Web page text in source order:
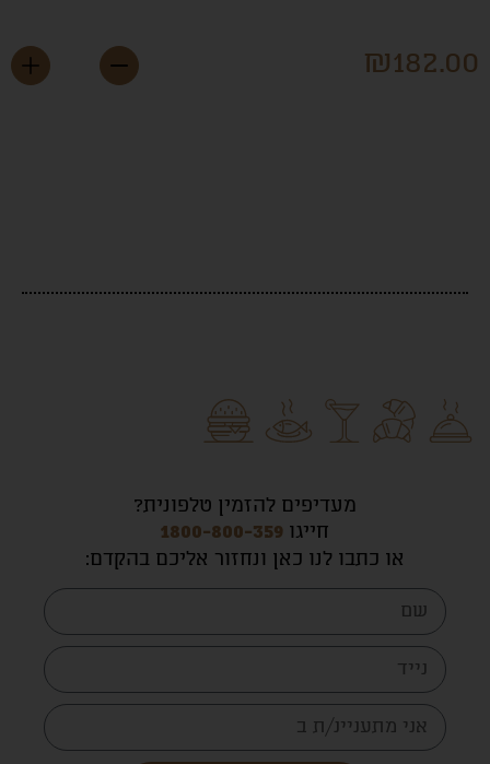
₪
מעדיפים להזמין טלפונית?
חייגו1800-800-359
או כתבו לנו כאן ונחזור אליכם בהקדם: